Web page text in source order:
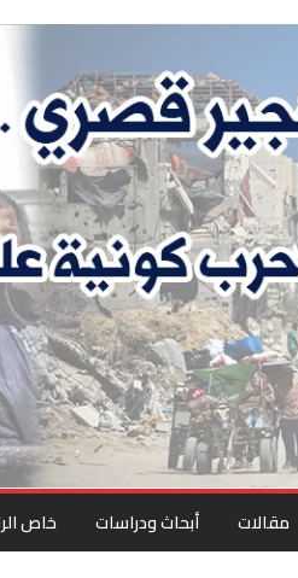
مقالات أبحاث ودراسات خاص